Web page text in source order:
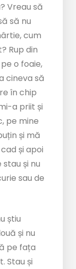
Vreau să
să nu
cum
Rup din
o foaie,
cineva să
în chip
a priit și
pe mine
și mă
și apoi
și nu
sau de
știu
și nu
pe fața
Stau și